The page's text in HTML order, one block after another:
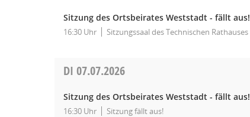
Sitzung des Ortsbeirates Weststadt - fällt aus!
16:30 Uhr Sitzungssaal des Technischen Rathauses
DI07.07.2026
Sitzung des Ortsbeirates Weststadt - fällt aus!
16:30 Uhr Sitzung fällt aus!